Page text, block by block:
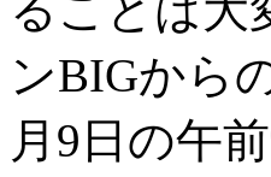
ンBIGから
月9日の午